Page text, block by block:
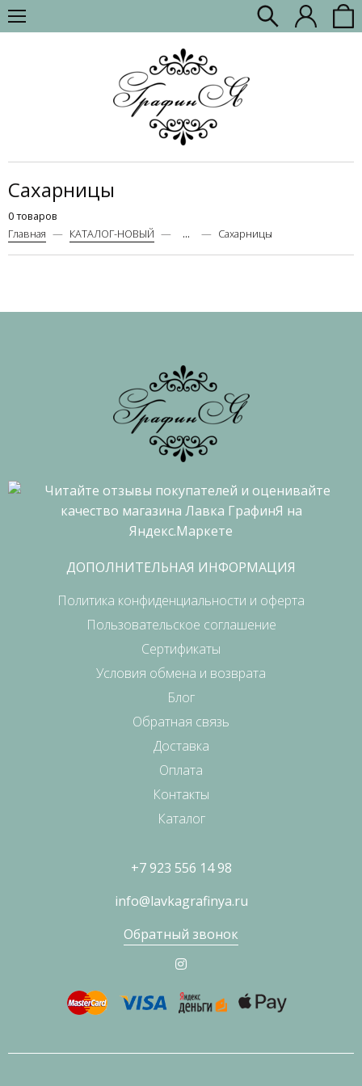
Сахарницы
0 товаров
Главная
КАТАЛОГ-НОВЫЙ ... Сахарницы
ДОПОЛНИТЕЛЬНАЯ ИНФОРМАЦИЯ
Политика конфиденциальности и оферта
Пользовательское соглашение
Сертификаты
Условия обмена и возврата
Блог
Обратная связь
Доставка
Оплата
Контакты
Каталог
+7 923 556 14 98
info@lavkagrafinya.ru
Обратный звонок